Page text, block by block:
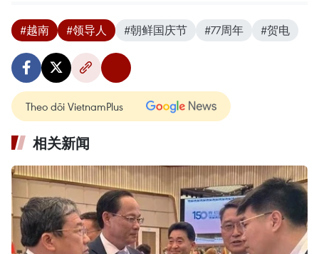
#越南 #领导人 #朝鲜国庆节 #77周年 #贺电
Theo dõi VietnamPlus
相关新闻